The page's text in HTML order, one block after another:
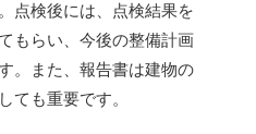
点検後には、点検結果を
もらい、今後の整備計画
。また、報告書は建物の
ても重要です。